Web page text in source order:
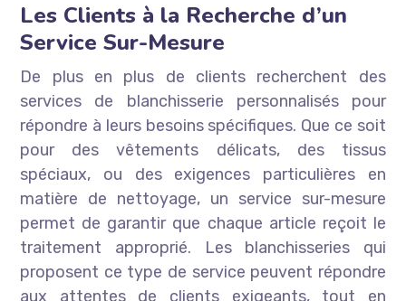
Les Clients à la Recherche d’un
Service Sur-Mesure
De plus en plus de clients recherchent des
services de blanchisserie personnalisés pour
répondre à leurs besoins spécifiques. Que ce soit
pour des vêtements délicats, des tissus
spéciaux, ou des exigences particulières en
matière de nettoyage, un service sur-mesure
permet de garantir que chaque article reçoit le
traitement approprié. Les blanchisseries qui
proposent ce type de service peuvent répondre
aux attentes de clients exigeants, tout en